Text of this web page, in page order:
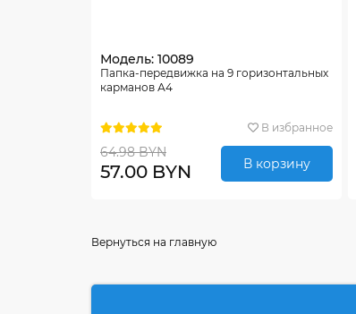
Модель: 10089
Папка-передвижка на 9 горизонтальных
карманов А4
В избранное
64.98 BYN
57.00 BYN В корзину
Вернуться на главную